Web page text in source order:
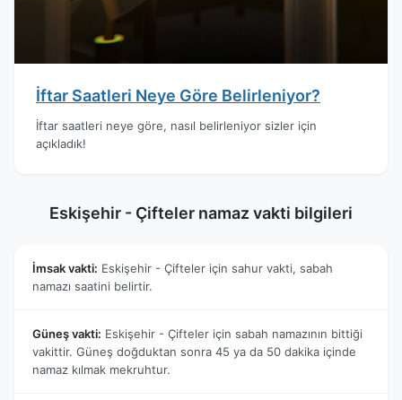
İftar Saatleri Neye Göre Belirleniyor?
İftar saatleri neye göre, nasıl belirleniyor sizler için
açıkladık!
Eskişehir - Çifteler namaz vakti bilgileri
İmsak vakti: Eskişehir - Çifteler için sahur vakti, sabah
namazı saatini belirtir.
Güneş vakti: Eskişehir - Çifteler için sabah namazının bittiği
vakittir. Güneş doğduktan sonra 45 ya da 50 dakika içinde
namaz kılmak mekruhtur.